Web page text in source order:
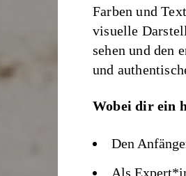
Farben und
visuelle
sehen und den
und
Wobei dir ein
Den
Als